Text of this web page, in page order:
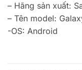
– Hãng sản xuất:
– Tên model:
-OS: Android